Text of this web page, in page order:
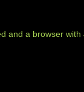
and a browser with